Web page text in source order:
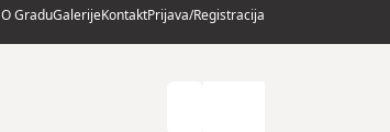
O GraduGalerijeKontaktPrijava/Registracija